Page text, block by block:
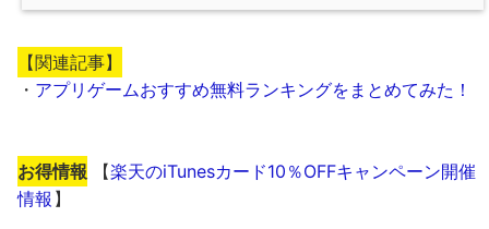
【関連記事】
・ アプリゲームおすすめ無料ランキングをまとめてみた！
お得情報 【楽天のiTunesカード10％OFFキャンペーン開催
情報 】